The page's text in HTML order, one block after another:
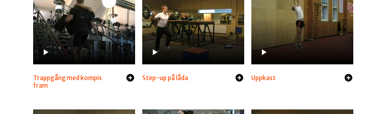
Trappgång med kompis
fram
Step-up på låda Uppkast